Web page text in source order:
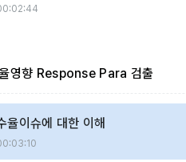
영향 Response Para 검출
율이슈에 대한 이해